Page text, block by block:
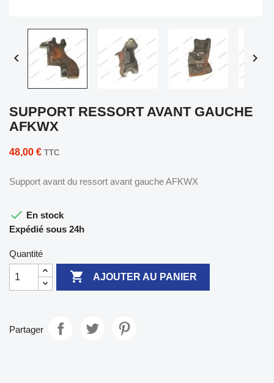
 
SUPPORT RESSORT AVANT GAUCHE
AFKWX
48,00 € TTC
Support avant du ressort avant gauche AFKWX
 En stock
Expédié sous 24h
Quantité
 AJOUTER AU PANIER
Partager